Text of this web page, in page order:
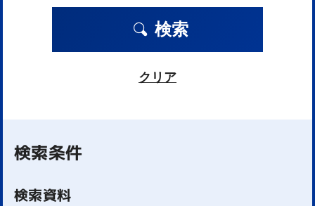
検索
クリア
検索条件
検索資料